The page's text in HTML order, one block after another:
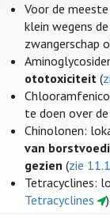
Voor de
klein wegens
zwangerschap
ototoxiciteit (
te doen over
Chinolonen:
van
gezien (zie
Tetracyclines:
Tetracyclines
).